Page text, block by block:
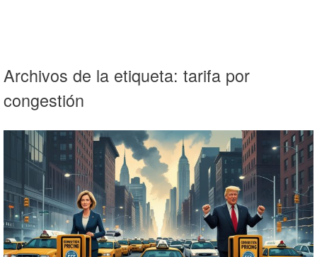
Archivos de la etiqueta: tarifa por
congestión